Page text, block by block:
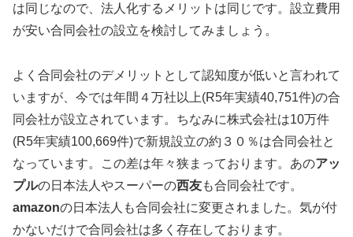
は同じなので、法人化するメリットは同じです。設立費用
が安い合同会社の設立を検討してみましょう。
よく合同会社のデメリットとして認知度が低いと言われて
いますが、今では年間４万社以上(R5年実績40,751件)の合
同会社が設立されています。ちなみに株式会社は10万件
(R5年実績100,669件)で新規設立の約３０％は合同会社と
なっています。この差は年々狭まっております。あのアッ
プルの日本法人やスーパーの西友も合同会社です。
amazonの日本法人も合同会社に変更されました。気が付
かないだけで合同会社は多く存在しております。